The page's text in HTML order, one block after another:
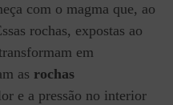
com o magma que, ao
rochas, expostas ao
em
as rochas
e a pressão no interior